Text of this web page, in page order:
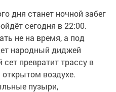
дня станет ночной забег
сегодня в 22:00.
не на время, а под
народный диджей
превратит трассу в
воздухе.
пузыри,